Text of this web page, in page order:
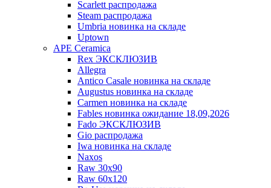
Scarlett распродажа
Steam распродажа
Umbria новинка на складе
Uptown
APE Ceramica
Rex ЭКСКЛЮЗИВ
Allegra
Antico Casale новинка на складе
Augustus новинка на складе
Carmen новинка на складе
Fables новинка ожидание 18,09,2026
Fado ЭКСКЛЮЗИВ
Gio распродажа
Iwa новинка на складе
Naxos
Raw 30x90
Raw 60х120